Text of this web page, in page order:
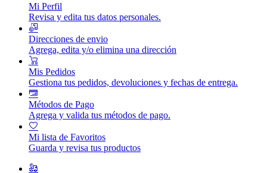
Mi Perfil
Revisa y edita tus datos personales.
Direcciones de envio
Agrega, edita y/o elimina una dirección
Mis Pedidos
Gestiona tus pedidos, devoluciones y fechas de entrega.
Métodos de Pago
Agrega y valida tus métodos de pago.
Mi lista de Favoritos
Guarda y revisa tus productos